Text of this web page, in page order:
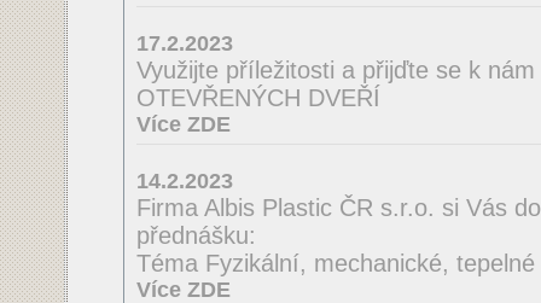
17.2.2023
Využijte příležitosti a přijďte se k
OTEVŘENÝCH DVEŘÍ
Více ZDE
14.2.2023
Firma Albis Plastic ČR s.r.o. si Vás
přednášku:
Téma Fyzikální, mechanické,
Více ZDE